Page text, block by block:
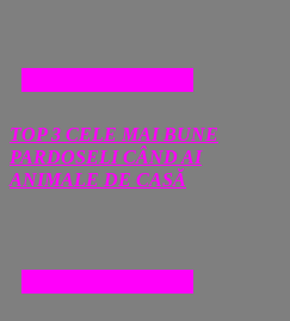
TOP 3 CELE MAI BUNE
PARDOSELI CÂND AI
ANIMALE DE CASĂ